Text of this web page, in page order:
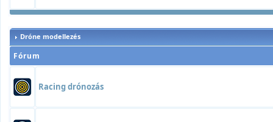
Dróne modellezés
Fórum
Racing drónozás